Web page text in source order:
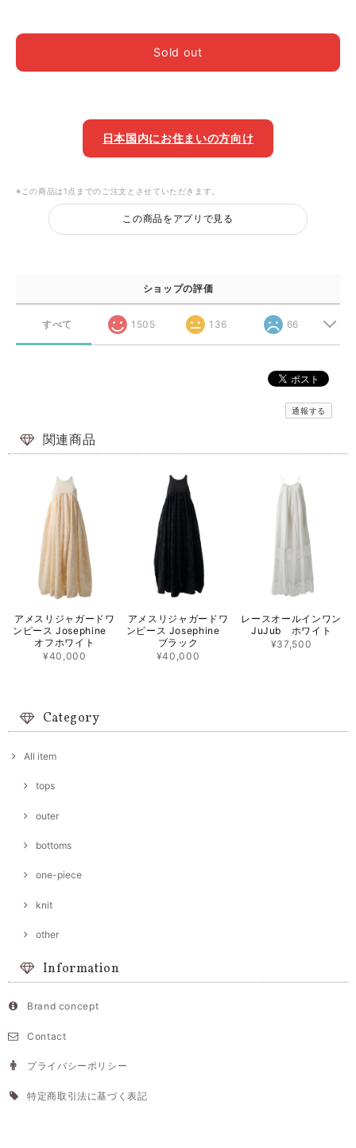
Sold out
日本国内にお住まいの方向け
※この商品は1点までのご注文とさせていただきます。
この商品をアプリで見る
ショップの評価
すべて 1505 136 66
通報する
関連商品
アメスリジャガードワ
ンピース Josephine
オフホワイト
¥40,000
アメスリジャガードワ
ンピース Josephine
ブラック
¥40,000
レースオールインワン
JuJub ホワイト
¥37,500
Category
All item
tops
outer
bottoms
one-piece
knit
other
Information
Brand concept
Contact
プライバシーポリシー
特定商取引法に基づく表記